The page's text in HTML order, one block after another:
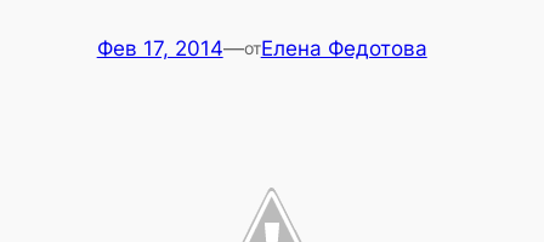
Фев 17, 2014—отЕлена Федотова